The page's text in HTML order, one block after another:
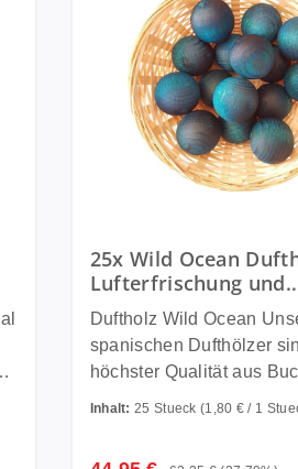
25x Wild Ocean
Lufterfrischung und
Raumbeduftung -
Duftfrüchte -
Duftholz Wild Ocean Unsere original
spanischen Dufthölzer
höchster Qualität aus
Inhalt:25 Stueck(1,80 € / 1